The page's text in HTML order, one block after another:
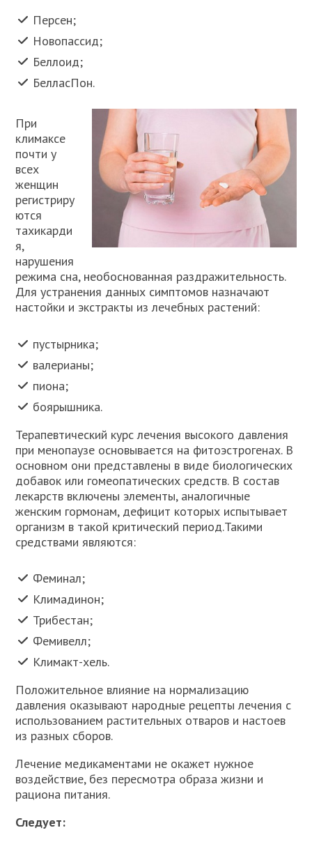
Персен;
Новопассид;
Беллоид;
БелласПон.
При
климаксе
почти у
всех
женщин
регистриру
ются
тахикарди
я,
нарушения
режима сна, необоснованная раздражительность.
Для устранения данных симптомов назначают
настойки и экстракты из лечебных растений:
пустырника;
валерианы;
пиона;
боярышника.
Терапевтический курс лечения высокого давления
при менопаузе основывается на фитоэстрогенах. В
основном они представлены в виде биологических
добавок или гомеопатических средств. В состав
лекарств включены элементы, аналогичные
женским гормонам, дефицит которых испытывает
организм в такой критический период.Такими
средствами являются:
Феминал;
Климадинон;
Трибестан;
Фемивелл;
Климакт-хель.
Положительное влияние на нормализацию
давления оказывают народные рецепты лечения с
использованием растительных отваров и настоев
из разных сборов.
Лечение медикаментами не окажет нужное
воздействие, без пересмотра образа жизни и
рациона питания.
Следует: